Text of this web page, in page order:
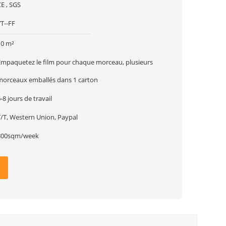
, SGS
FF
m²
le film pour chaque morceau, plusieurs
emballés dans 1 carton
8 jours de travail
T, Western Union, Paypal
week